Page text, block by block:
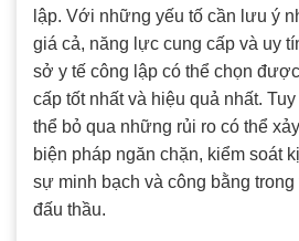
lập. Với những yếu tố cần lưu ý
giá cả, năng lực cung cấp và uy
sở y tế công lập có thể chọn
cấp tốt nhất và hiệu quả nhất.
thể bỏ qua những rủi ro có thể
biện pháp ngăn chặn, kiểm soát
sự minh bạch và công bằng trong
đấu thầu.